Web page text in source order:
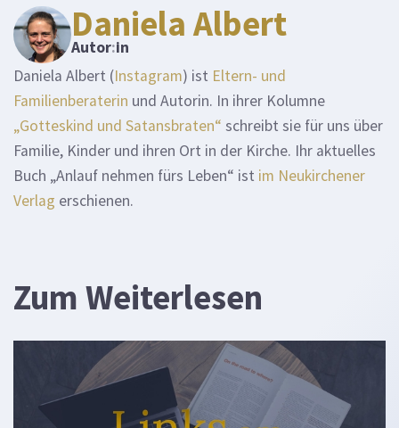
Daniela Albert
Autor:in
Daniela Albert (Instagram) ist Eltern- und
Familienberaterin und Autorin. In ihrer Kolumne
„Gotteskind und Satansbraten“ schreibt sie für uns über
Familie, Kinder und ihren Ort in der Kirche. Ihr aktuelles
Buch „Anlauf nehmen fürs Leben“ ist im Neukirchener
Verlag erschienen.
Zum Weiterlesen